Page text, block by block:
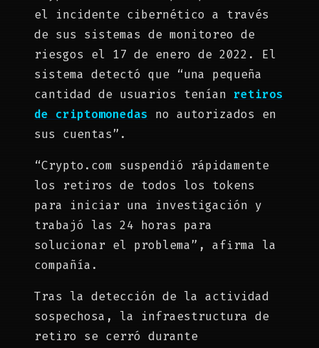
el incidente cibernético a través
de sus sistemas de monitoreo de
riesgos el 17 de enero de 2022. El
sistema detectó que “una pequeña
cantidad de usuarios tenían retiros
de criptomonedas no autorizados en
sus cuentas”.
“Crypto.com suspendió rápidamente
los retiros de todos los tokens
para iniciar una investigación y
trabajó las 24 horas para
solucionar el problema”, afirma la
compañía.
Tras la detección de la actividad
sospechosa, la infraestructura de
retiro se cerró durante